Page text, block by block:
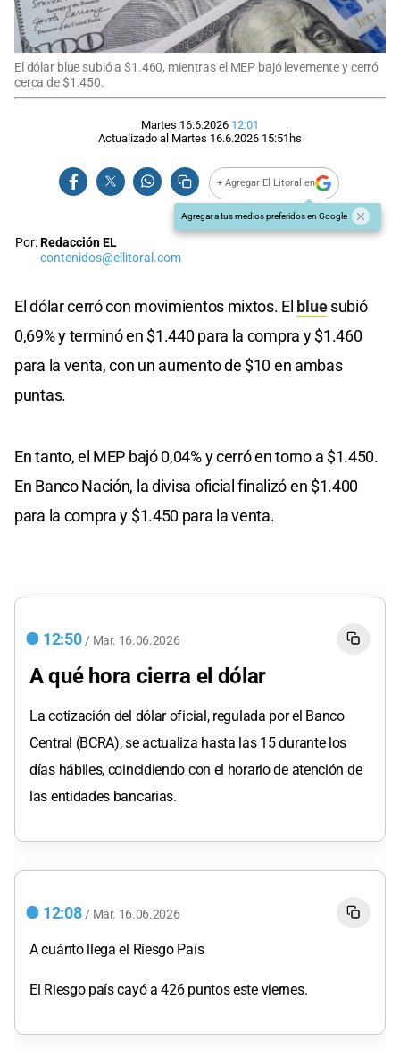
El dólar blue subió a $1.460, mientras el MEP bajó levemente y cerró
cerca de $1.450.
Martes 16.6.2026 12:01
Actualizado al Martes 16.6.2026 15:51hs
+ Agregar El Litoral en
Agregar a tus medios preferidos en Google
Por:Redacción EL
contenidos@ellitoral.com
El dólar cerró con movimientos mixtos. El bluesubió
0,69% y terminó en $1.440 para la compra y $1.460
para la venta, con un aumento de $10 en ambas
puntas.
En tanto, el MEP bajó 0,04% y cerró en torno a $1.450.
En Banco Nación, la divisa oficial finalizó en $1.400
para la compra y $1.450 para la venta.
12:50 / Mar. 16.06.2026
A qué hora cierra el dólar
La cotización del dólar oficial, regulada por el Banco
Central (BCRA), se actualiza hasta las 15 durante los
días hábiles, coincidiendo con el horario de atención de
las entidades bancarias.
12:08 / Mar. 16.06.2026
A cuánto llega el Riesgo País
El Riesgo país cayó a 426 puntos este viernes.